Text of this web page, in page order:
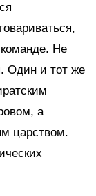
Не
Один и тот же
а
царством.